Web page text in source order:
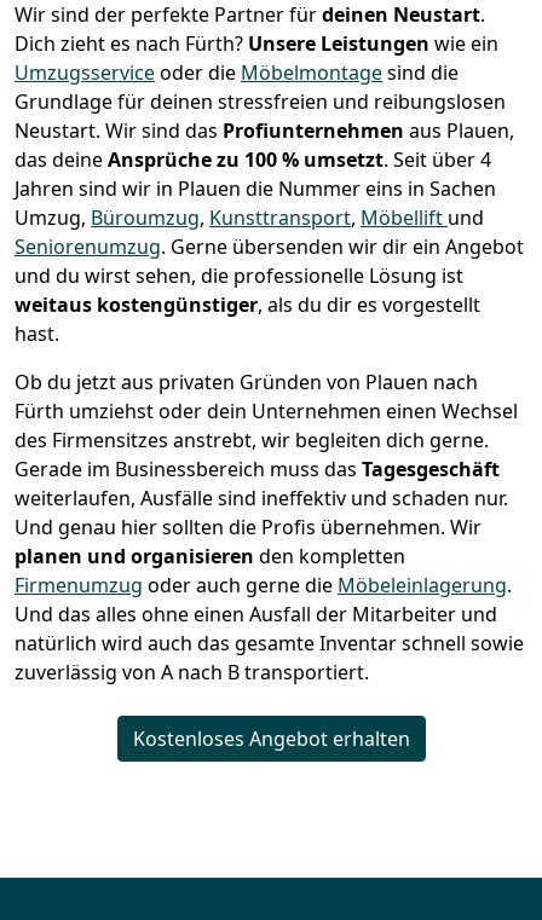
Wir sind der perfekte Partner fürdeinen Neustart.
Dich zieht es nach Fürth? Unsere Leistungen wie ein
Umzugsserviceoder die Möbelmontagesind die
Grundlage für deinen stressfreien und reibungslosen
Neustart. Wir sind das Profiunternehmen aus Plauen,
das deineAnsprüche zu 100 % umsetzt. Seit über 4
Jahren sind wir in Plauen die Nummer eins in Sachen
Umzug, Büroumzug, Kunsttransport, Möbellift und
Seniorenumzug. Gerne übersenden wir dir ein Angebot
und du wirst sehen, die professionelle Lösung ist
weitaus kostengünstiger, als du dir es vorgestellt
hast.
Ob du jetzt aus privaten Gründen von Plauen nach
Fürth umziehst oder dein Unternehmen einen Wechsel
des Firmensitzes anstrebt, wir begleiten dich gerne.
Gerade im Businessbereich muss das Tagesgeschäft
weiterlaufen, Ausfälle sind ineffektiv und schaden nur.
Und genau hier sollten die Profis übernehmen. Wir
planen und organisieren den kompletten
Firmenumzug oder auch gerne die Möbeleinlagerung.
Und das alles ohne einen Ausfall der Mitarbeiter und
natürlich wird auch das gesamte Inventar schnell sowie
zuverlässig von A nach B transportiert.
Kostenloses Angebot erhalten